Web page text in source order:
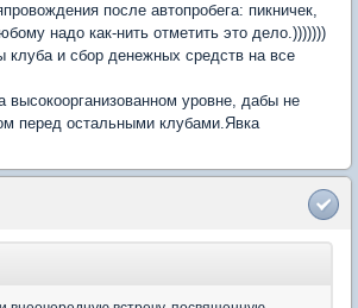
после автопробега: пикничек,
надо как-нить отметить это дело.)))))))
клуба и сбор денежных средств на все
высокоорганизованном уровне, дабы не
перед остальными клубами.Явка